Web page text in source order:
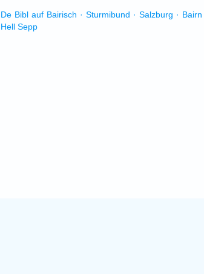
De Bibl auf Bairisch · Sturmibund · Salzburg ·
Hell Sepp